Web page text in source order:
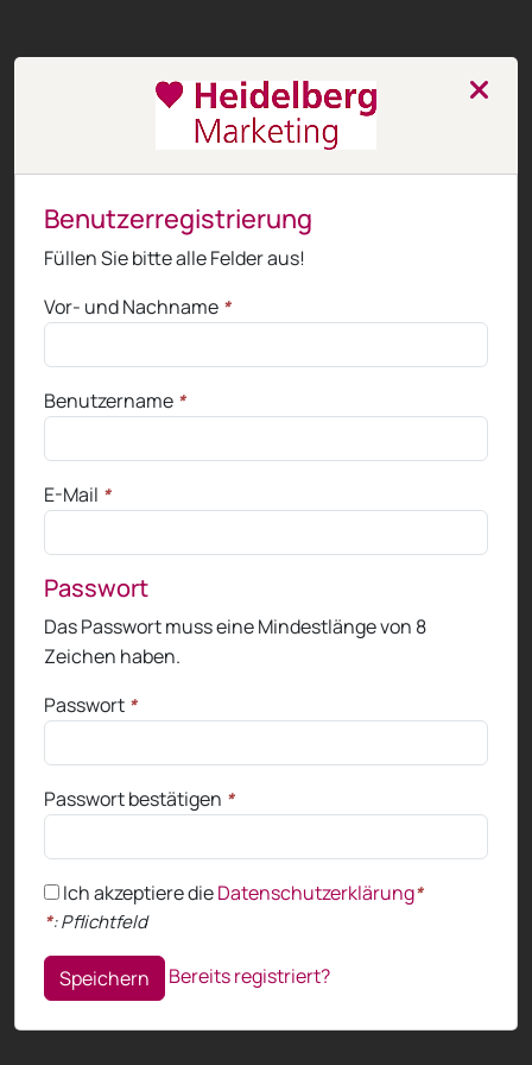
Benutzerregistrierung
Füllen Sie bitte alle Felder aus!
Vor- und Nachname *
Benutzername *
E-Mail *
Passwort
Das Passwort muss eine Mindestlänge von 8
Zeichen haben.
Passwort *
Passwort bestätigen *
Ich akzeptiere dieDatenschutzerklärung*
*: Pflichtfeld
Speichern Bereits registriert?